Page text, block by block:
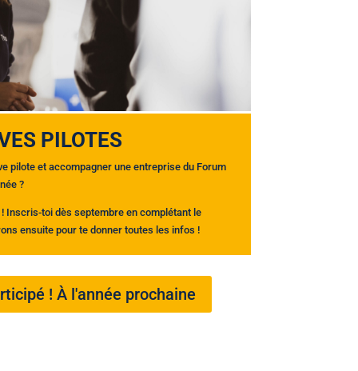
PILOTES
pilote et accompagner une entreprise du Forum
?
Inscris-toi dès septembre en complétant le
ensuite pour te donner toutes les infos !
! À l'année prochaine